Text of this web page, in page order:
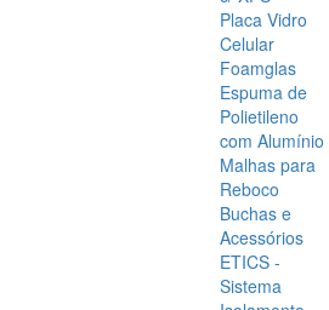
Placa Vidro
Celular
Foamglas
Espuma de
Polietileno
com Alumínio
Malhas para
Reboco
Buchas e
Acessórios
ETICS -
Sistema